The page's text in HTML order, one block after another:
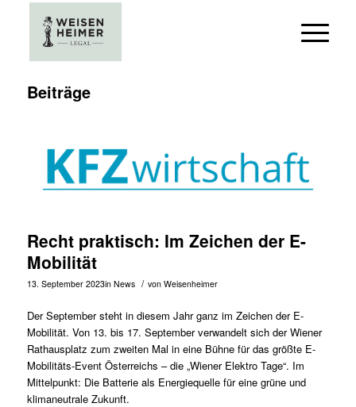
Beiträge
Recht praktisch: Im Zeichen der E-
Mobilität
13. September 2023in News / von Weisenheimer
Der September steht in diesem Jahr ganz im Zeichen der E-
Mobilität. Von 13. bis 17. September verwandelt sich der Wiener
Rathausplatz zum zweiten Mal in eine Bühne für das größte E-
Mobilitäts-Event Österreichs – die „Wiener Elektro Tage“. Im
Mittelpunkt: Die Batterie als Energiequelle für eine grüne und
klimaneutrale Zukunft.